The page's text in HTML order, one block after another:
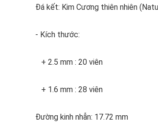
Đá kết: Kim Cương thiên nhiên
- Kích thước:
+ 2.5 mm : 20 viên
+ 1.6 mm : 28 viên
Đường kinh nhẫn: 17.72 mm